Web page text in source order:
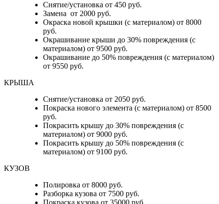
Снятие/установка от 450 руб.
Замена от 2000 руб.
Окраска новой крышки (с материалом) от 8000
руб.
Окрашивание крыши до 30% повреждения (с
материалом) от 9500 руб.
Окрашивание до 50% повреждения (с материалом)
от 9550 руб.
КРЫША
Снятие/установка от 2050 руб.
Покраска нового элемента (с материалом) от 8500
руб.
Покрасить крышу до 30% повреждения (с
материалом) от 9000 руб.
Покрасить крышу до 50% повреждения (с
материалом) от 9100 руб.
КУЗОВ
Полировка от 8000 руб.
Разборка кузова от 7500 руб.